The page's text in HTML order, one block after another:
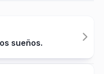
sueños.